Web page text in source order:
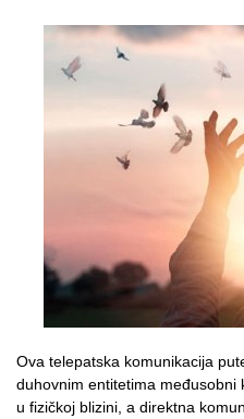
Ova telepatska komunikacija
duhovnim entitetima
u fizičkoj blizini, a direktna